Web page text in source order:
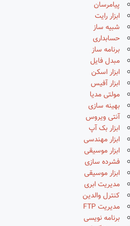
پیامرسان
ابزار رایت
شبیه ساز
حسابداری
برنامه ساز
مبدل فایل
ابزار اسکن
ابزار آفیس
مولتی مدیا
بهینه سازی
آنتی ویروس
ابزار بک آپ
ابزار مهندسی
ابزار موسیقی
فشرده سازی
ابزار موسیقی
مدیریت ابری
کنترل والدین
مدیریت FTP
برنامه نویسی